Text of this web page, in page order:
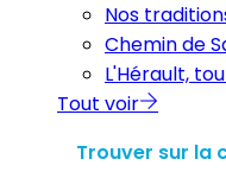
Nos
Chemin de
L'Hérault,
Tout voir
Trouver sur la